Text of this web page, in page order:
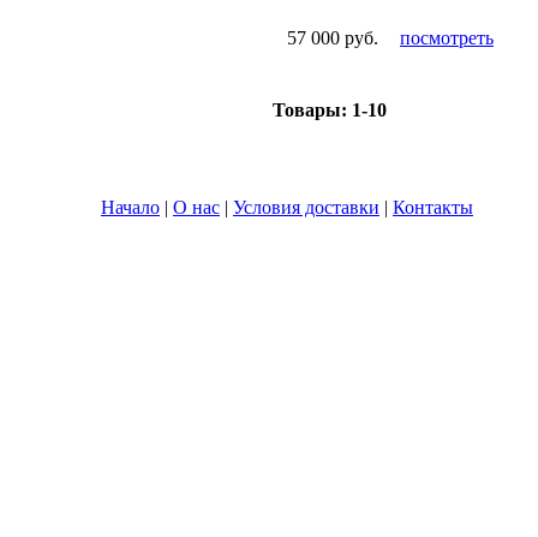
57 000 руб. посмотреть
Товары: 1-10
Начало | О нас | Условия доставки | Контакты